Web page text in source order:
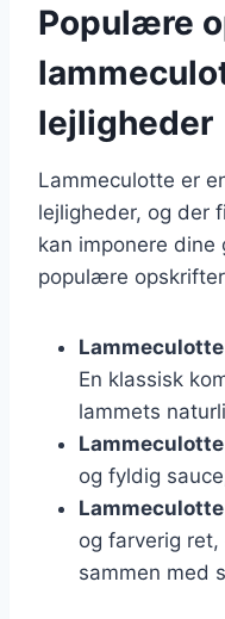
Populære
lejligheder
Lammeculotte er
lejligheder, og der
kan imponere
populære
En klassisk
lammets
og fyldig
og farverig
sammen med